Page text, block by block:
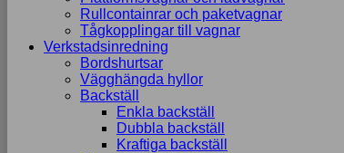
Rullcontainrar och paketvagnar
Tågkopplingar till vagnar
Verkstadsinredning
Bordshurtsar
Vägghängda hyllor
Backställ
Enkla backställ
Dubbla backställ
Kraftiga backställ